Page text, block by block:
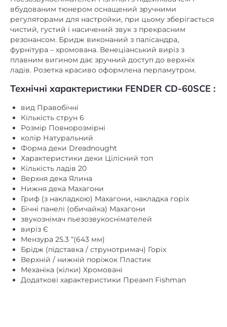
Розмір Повнорозмірні
колір Натуральний
Форма деки Dreadnought
Характеристики деки Цілісний топ
Кількість ладів 20
Верхня дека Ялина
Нижня дека Махагони
Бічні панелі (обичайка) Махагони
звукознімач пьезозвукоснімателей
виріз Є
Мензура 25.3 “(643 мм)
Брідж (підставка / струнотримач) Горіх
Верхній / нижній поріжок Пластик
Механіка (кілки) Хромовані
Додаткові характеристики Преамп Fishman
Супутні товари